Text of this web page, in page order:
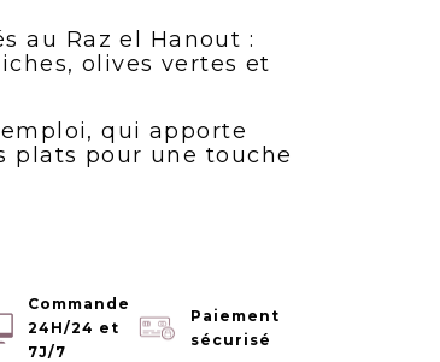
au Raz el Hanout :
olives vertes et
qui apporte
plats pour une touche
Commande
24H/24 et
7J/7
Paiement
sécurisé